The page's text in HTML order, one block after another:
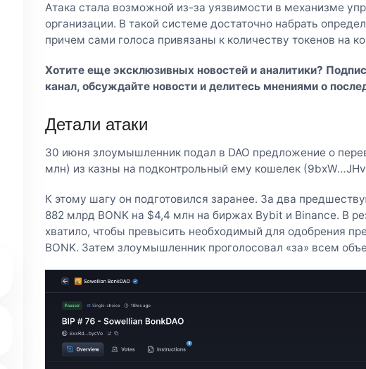
Атака стала возможной из-за уязвимости в механизме
организации. В такой системе достаточно набрать
причем сами голоса привязаны к количеству токенов на
Хотите еще эксклюзивных новостей и аналитики?
канал, обсуждайте новости и делитесь мнениями о
Детали атаки
30 июня злоумышленник подал в DAO предложение о
млн) из казны на подконтрольный ему кошелек
К этому шагу он подготовился заранее. За два
882 млрд BONK на $4,4 млн на биржах Bybit и Binance. В
хватило, чтобы превысить необходимый для одобрения
BONK. Затем злоумышленник проголосовал «за» всем